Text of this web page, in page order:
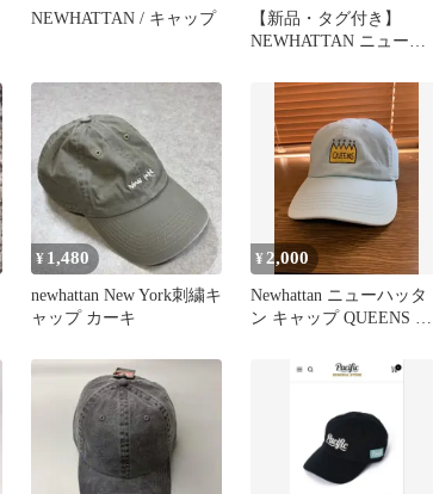
NEWHATTAN / キャップ
【新品・タグ付き】
NEWHATTAN ニューハ
ド 黄色
¥ 1,480
newhattan New York刺繍キ
ャップ カーキ
¥ 2,000
Newhattan ニューハッタ
ン キャップ QUEENS 王